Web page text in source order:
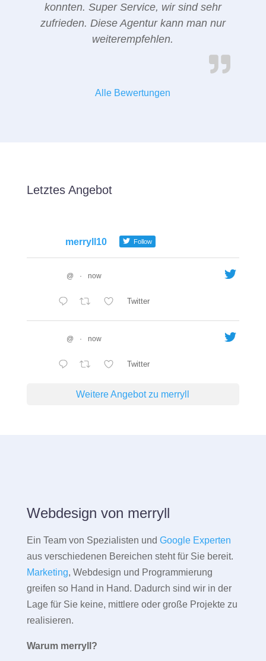
konnten. Super Service, wir sind sehr
zufrieden. Diese Agentur kann man nur
weiterempfehlen.
Alle Bewertungen
Letztes Angebot
merryll10 Follow
@ · now
Twitter
@ · now
Twitter
Weitere Angebot zu merryll
Webdesign von merryll
Ein Team von Spezialisten und Google Experten
aus verschiedenen Bereichen steht für Sie bereit.
Marketing, Webdesign und Programmierung
greifen so Hand in Hand. Dadurch sind wir in der
Lage für Sie keine, mittlere oder große Projekte zu
realisieren.
Warum merryll?